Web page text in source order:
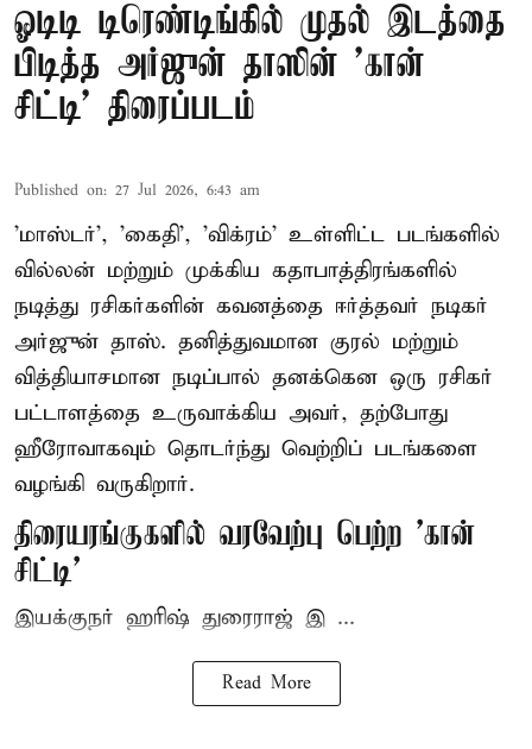
ஓடிடி டிரெண்டிங்கில் முதல் இடத்தை
பிடித்த அர்ஜுன் தாஸின் 'கான்
சிட்டி' திரைப்படம்
Published on: 27 Jul 2026, 6:43 am
'மாஸ்டர்', 'கைதி', 'விக்ரம்' உள்ளிட்ட படங்களில்
வில்லன் மற்றும் முக்கிய கதாபாத்திரங்களில்
நடித்து ரசிகர்களின் கவனத்தை ஈர்த்தவர் நடிகர்
அர்ஜுன் தாஸ். தனித்துவமான குரல் மற்றும்
வித்தியாசமான நடிப்பால் தனக்கென ஒரு ரசிகர்
பட்டாளத்தை உருவாக்கிய அவர், தற்போது
ஹீரோவாகவும் தொடர்ந்து வெற்றிப் படங்களை
வழங்கி வருகிறார்.
திரையரங்குகளில் வரவேற்பு பெற்ற 'கான்
சிட்டி'
இயக்குநர் ஹரிஷ் துரைராஜ் இ ...
Read More